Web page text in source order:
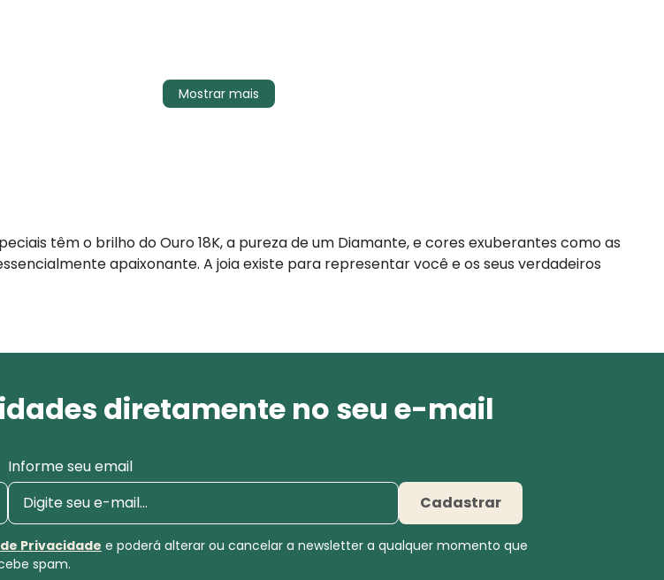
Mostrar mais
têm o brilho do Ouro 18K, a pureza de um Diamante, e cores exuberantes como as
apaixonante. A joia existe para representar você e os seus verdadeiros
diretamente no seu e-mail
Informe seu email
Cadastrar
Privacidade e poderá alterar ou cancelar a newsletter a qualquer momento que
spam.